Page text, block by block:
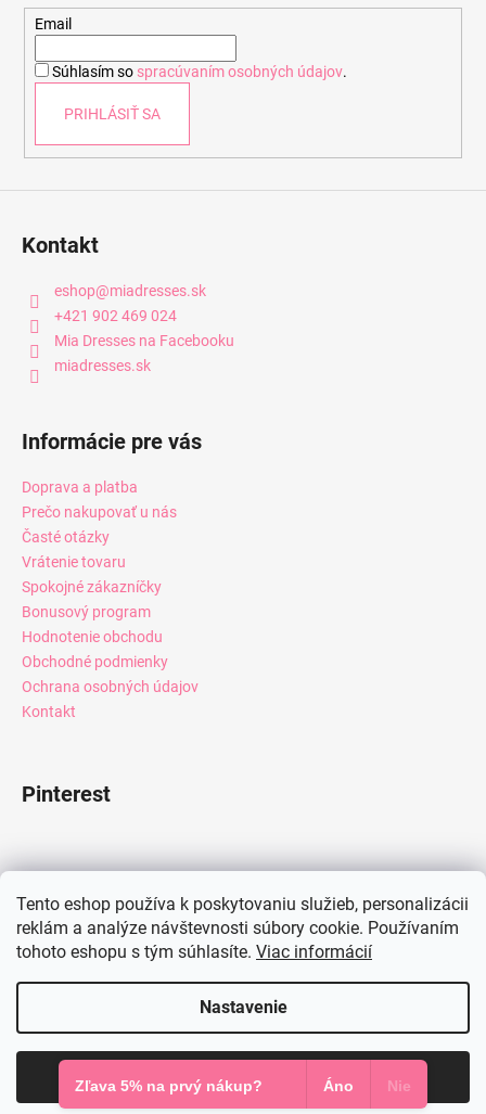
Tento eshop používa k poskytovaniu služieb, personalizácii
reklám a analýze návštevnosti súbory cookie. Používaním
tohoto eshopu s tým súhlasíte. Viac informácií
Nastavenie
Súhlasím
Email
Súhlasím so spracúvaním osobných údajov.
PRIHLÁSIŤ SA
Kontakt
eshop@miadresses.sk
+421 902 469 024
Mia Dresses na Facebooku
miadresses.sk
Informácie pre vás
Doprava a platba
Prečo nakupovať u nás
Časté otázky
Vrátenie tovaru
Spokojné zákazníčky
Bonusový program
Hodnotenie obchodu
Obchodné podmienky
Ochrana osobných údajov
Kontakt
Pinterest
Instagram
Copyright 2026
Mia Dresses . Všetky práva vyhradené.
Zľava 5% na prvý nákup? Áno Nie